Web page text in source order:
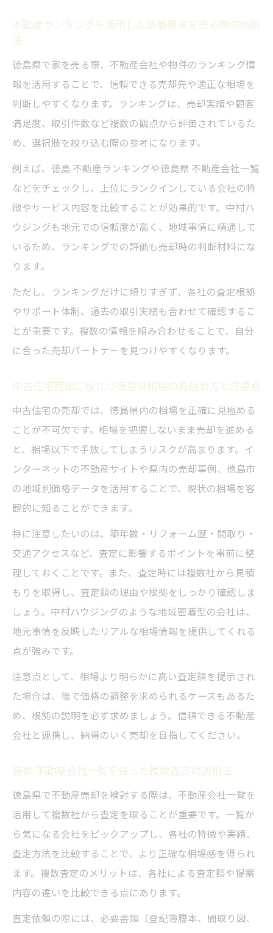
不動産ランキングを活用した徳島県家を売る際の判断
法
徳島県で家を売る際、不動産会社や物件のランキング情
報を活用することで、信頼できる売却先や適正な相場を
判断しやすくなります。ランキングは、売却実績や顧客
満足度、取引件数など複数の観点から評価されているた
め、選択肢を絞り込む際の参考になります。
例えば、徳島 不動産ランキングや徳島県 不動産会社一覧
などをチェックし、上位にランクインしている会社の特
徴やサービス内容を比較することが効果的です。中村ハ
ウジングも地元での信頼度が高く、地域事情に精通して
いるため、ランキングでの評価も売却時の判断材料にな
ります。
ただし、ランキングだけに頼りすぎず、各社の査定根拠
やサポート体制、過去の取引実績も合わせて確認するこ
とが重要です。複数の情報を組み合わせることで、自分
に合った売却パートナーを見つけやすくなります。
中古住宅売却に役立つ徳島県相場の見極め方と注意点
中古住宅の売却では、徳島県内の相場を正確に見極める
ことが不可欠です。相場を把握しないまま売却を進める
と、相場以下で手放してしまうリスクが高まります。イ
ンターネットの不動産サイトや県内の売却事例、徳島市
の地域別価格データを活用することで、現状の相場を客
観的に知ることができます。
特に注意したいのは、築年数・リフォーム歴・間取り・
交通アクセスなど、査定に影響するポイントを事前に整
理しておくことです。また、査定時には複数社から見積
もりを取得し、査定額の理由や根拠をしっかり確認しま
しょう。中村ハウジングのような地域密着型の会社は、
地元事情を反映したリアルな相場情報を提供してくれる
点が強みです。
注意点として、相場より明らかに高い査定額を提示され
た場合は、後で価格の調整を求められるケースもあるた
め、根拠の説明を必ず求めましょう。信頼できる不動産
会社と連携し、納得のいく売却を目指してください。
徳島 不動産会社一覧を使った複数査定の活用法
徳島県で不動産売却を検討する際は、不動産会社一覧を
活用して複数社から査定を取ることが重要です。一覧か
ら気になる会社をピックアップし、各社の特徴や実績、
査定方法を比較することで、より正確な相場感を得られ
ます。複数査定のメリットは、各社による査定額や提案
内容の違いを比較できる点にあります。
査定依頼の際には、必要書類（登記簿謄本、間取り図、